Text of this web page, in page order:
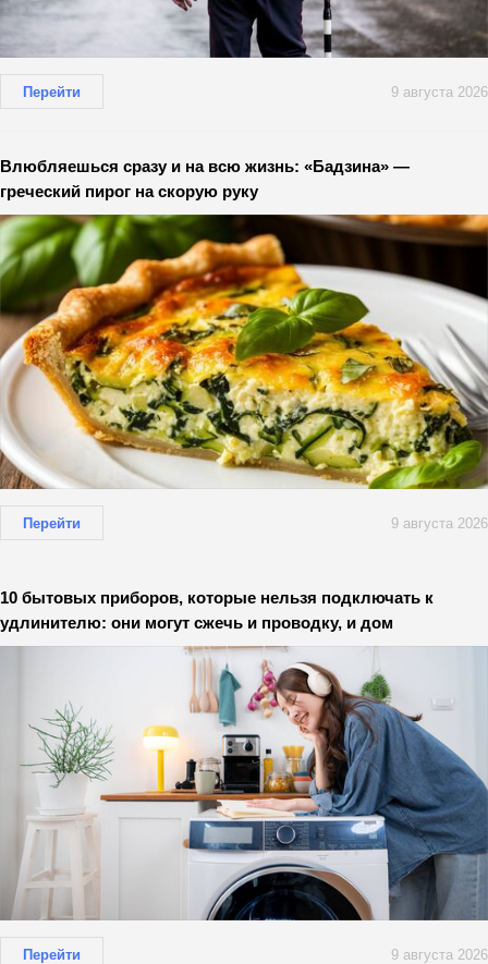
Перейти 9 августа 2026
Влюбляешься сразу и на всю жизнь: «Бадзина» —
греческий пирог на скорую руку
Перейти 9 августа 2026
10 бытовых приборов, которые нельзя подключать к
удлинителю: они могут сжечь и проводку, и дом
Перейти 9 августа 2026